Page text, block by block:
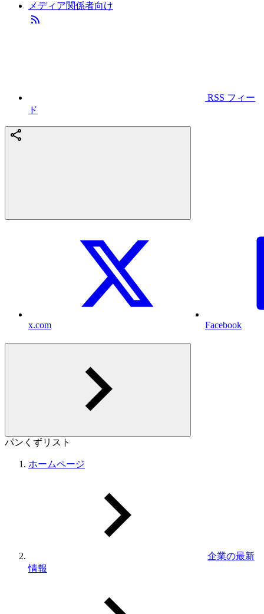
メディア関係者向け
RSS フィー
ド
x.com Facebook
パンくずリスト
ホームページ
企業の最新
情報